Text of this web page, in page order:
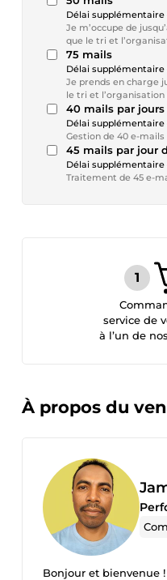
Délai supplémentaire
Je m’occupe de
que le tri et
75 mails
Délai supplémentaire
Je prends en charge
le tri et
40 mails par
Délai supplémentaire
Gestion de 40 e-
45 mails par jour
Délai supplémentaire
Traitement de 45 e-
service de
à l’un de
À propos du
Bonjour et bienvenue